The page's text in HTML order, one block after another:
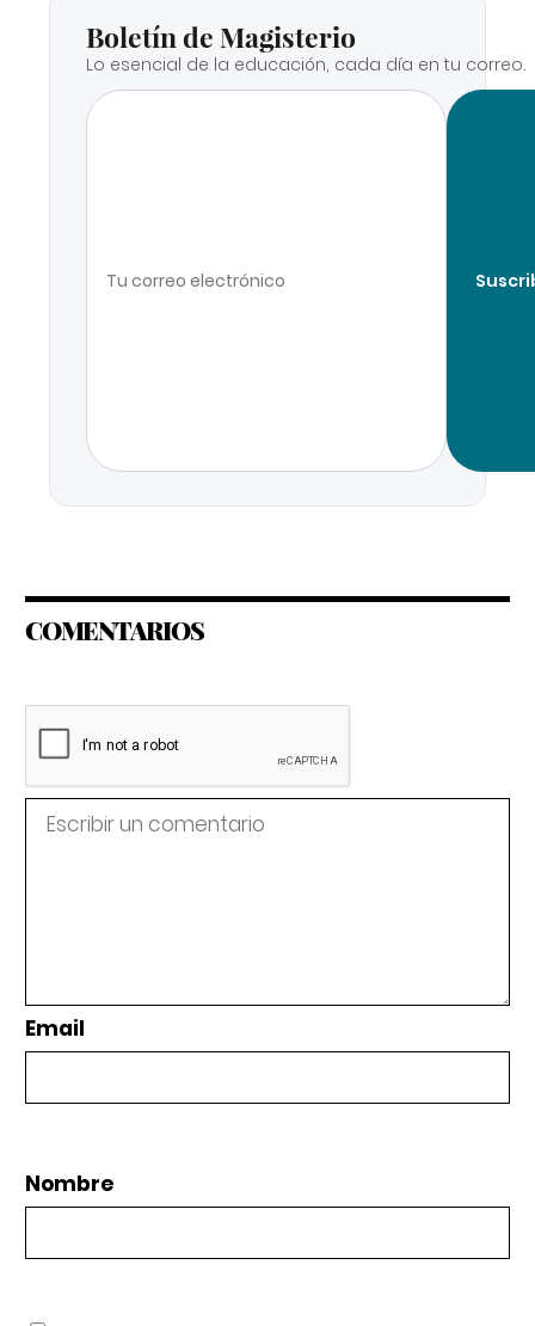
Boletín de Magisterio
Lo esencial de la educación, cada día en tu correo.
COMENTARIOS
Email
Nombre